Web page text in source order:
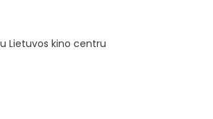
Lietuvos kino centru